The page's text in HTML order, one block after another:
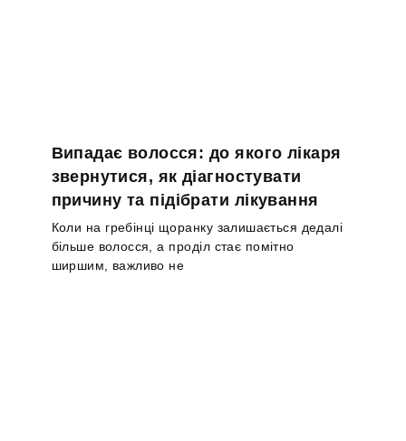
Випадає волосся: до якого лікаря
звернутися, як діагностувати
причину та підібрати лікування
Коли на гребінці щоранку залишається дедалі
більше волосся, а проділ стає помітно
ширшим, важливо не